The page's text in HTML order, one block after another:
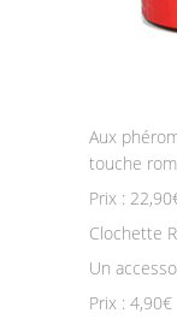
Aux
touche
Prix :
Clochette
Un
Prix : 4,90€